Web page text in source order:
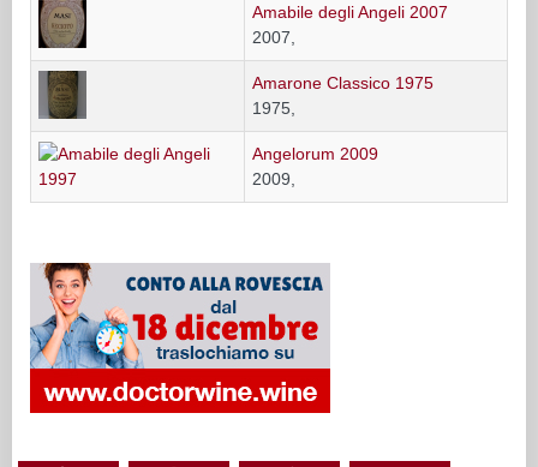
Amabile degli Angeli 2007
2007,
Amarone Classico 1975
1975,
Angelorum 2009
2009,